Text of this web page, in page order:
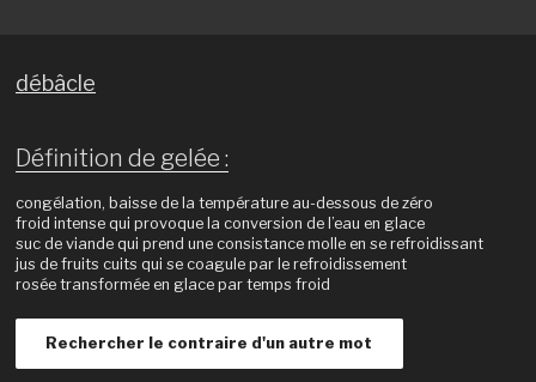
débâcle
Définition de gelée :
congélation, baisse de la température au-dessous de zéro
froid intense qui provoque la conversion de l’eau en glace
suc de viande qui prend une consistance molle en se refroidissant
jus de fruits cuits qui se coagule par le refroidissement
rosée transformée en glace par temps froid
Rechercher le contraire d'un autre mot